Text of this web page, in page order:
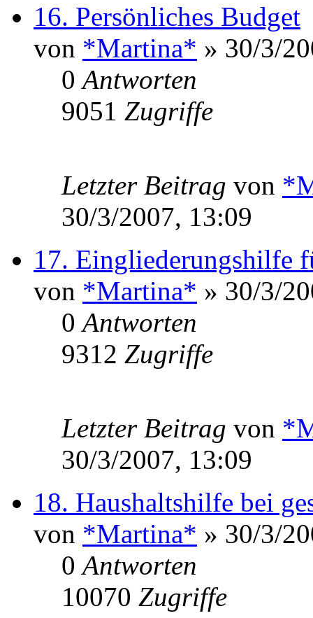
16. Persönliches Budget
von *Martina* » 30/3/
0Antworten
9051 Zugriffe
Letzter Beitrag von
30/3/2007, 13:09
17. Eingliederungshilfe
von *Martina* » 30/3/
0Antworten
9312 Zugriffe
Letzter Beitrag von
30/3/2007, 13:09
18. Haushaltshilfe bei
von *Martina* » 30/3/
0Antworten
10070 Zugriffe